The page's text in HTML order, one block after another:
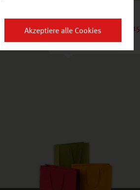
Dreieich Nordpark
Robert-Bosch-Straße 15
Akzeptiere alle Cookies